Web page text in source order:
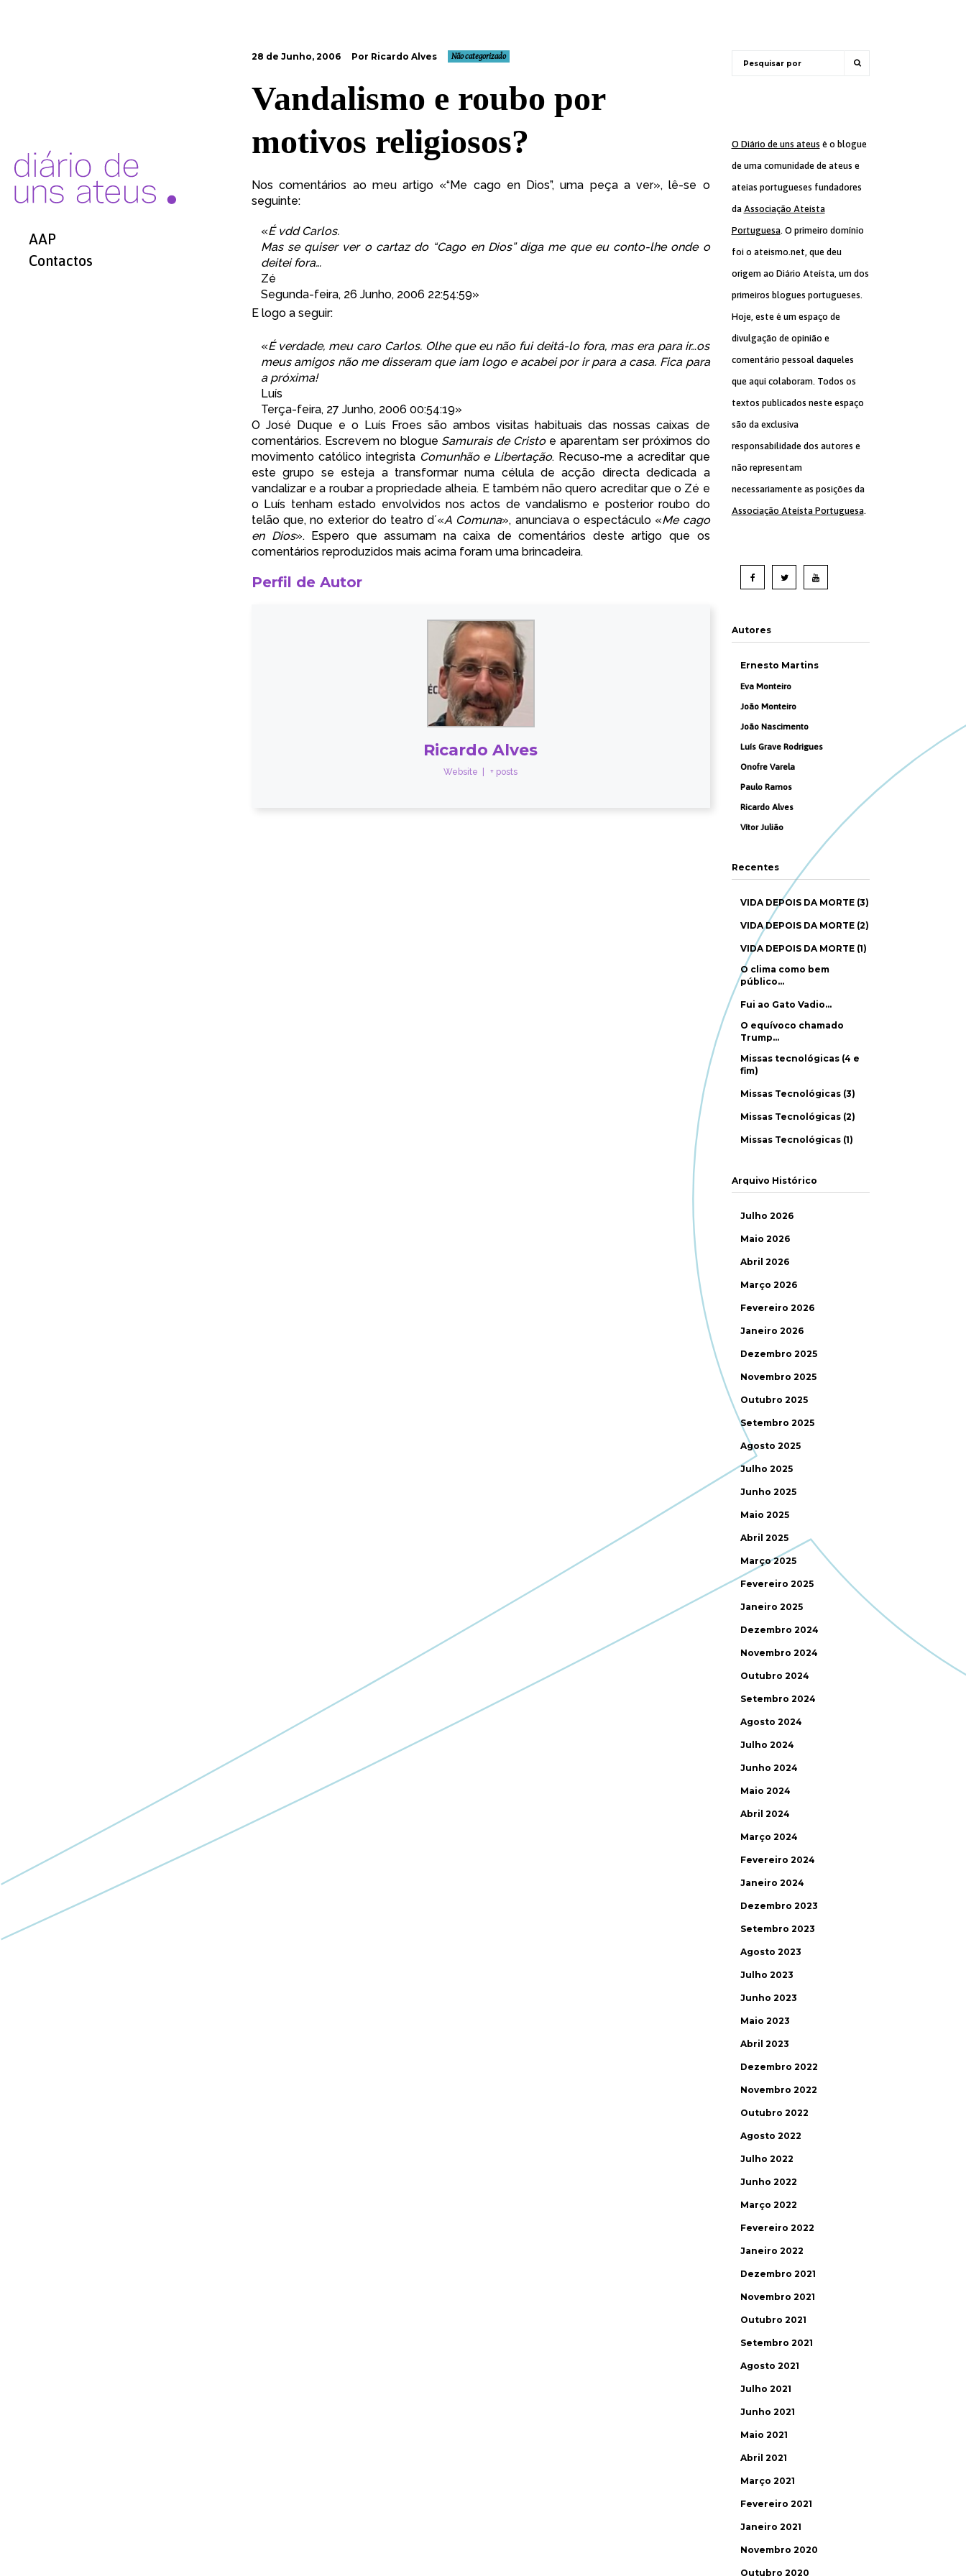
AAP
Contactos
28 de Junho, 2006 Por Ricardo Alves Não categorizado
Vandalismo e roubo por
motivos religiosos?
Nos comentários ao meu artigo «“Me cago en Dios”, uma peça a ver», lê-se o
seguinte:
«É vdd Carlos.
Mas se quiser ver o cartaz do “Cago en Dios” diga me que eu conto-lhe onde o
deitei fora…
Zé
Segunda-feira, 26 Junho, 2006 22:54:59»
E logo a seguir:
«É verdade, meu caro Carlos. Olhe que eu não fui deitá-lo fora, mas era para ir…os
meus amigos não me disseram que iam logo e acabei por ir para a casa. Fica para
a próxima!
Luís
Terça-feira, 27 Junho, 2006 00:54:19»
O José Duque e o Luís Froes são ambos visitas habituais das nossas caixas de
comentários. Escrevem no blogue Samurais de Cristoe aparentam ser próximos do
movimento católico integrista Comunhão e Libertação. Recuso-me a acreditar que
este grupo se esteja a transformar numa célula de acção directa dedicada a
vandalizar e a roubar a propriedade alheia. E também não quero acreditar que o Zé e
o Luís tenham estado envolvidos nos actos de vandalismo e posterior roubo do
telão que, no exterior do teatro d´«A Comuna», anunciava o espectáculo «Me cago
en Dios». Espero que assumam na caixa de comentários deste artigo que os
comentários reproduzidos mais acima foram uma brincadeira.
Perfil de Autor
Ricardo Alves
Website + posts
O Diário de uns ateus é o blogue
de uma comunidade de ateus e
ateias portugueses fundadores
da Associação Ateísta
Portuguesa. O primeiro domínio
foi o ateismo.net, que deu
origem ao Diário Ateísta, um dos
primeiros blogues portugueses.
Hoje, este é um espaço de
divulgação de opinião e
comentário pessoal daqueles
que aqui colaboram. Todos os
textos publicados neste espaço
são da exclusiva
responsabilidade dos autores e
não representam
necessariamente as posições da
Associação Ateísta Portuguesa.
Autores
Ernesto Martins
Eva Monteiro
João Monteiro
João Nascimento
Luís Grave Rodrigues
Onofre Varela
Paulo Ramos
Ricardo Alves
Vítor Julião
Recentes
VIDA DEPOIS DA MORTE (3)
VIDA DEPOIS DA MORTE (2)
VIDA DEPOIS DA MORTE (1)
O clima como bem
público…
Fui ao Gato Vadio…
O equívoco chamado
Trump…
Missas tecnológicas (4 e
fim)
Missas Tecnológicas (3)
Missas Tecnológicas (2)
Missas Tecnológicas (1)
Arquivo Histórico
Julho 2026
Maio 2026
Abril 2026
Março 2026
Fevereiro 2026
Janeiro 2026
Dezembro 2025
Novembro 2025
Outubro 2025
Setembro 2025
Agosto 2025
Julho 2025
Junho 2025
Maio 2025
Abril 2025
Março 2025
Fevereiro 2025
Janeiro 2025
Dezembro 2024
Novembro 2024
Outubro 2024
Setembro 2024
Agosto 2024
Julho 2024
Junho 2024
Maio 2024
Abril 2024
Março 2024
Fevereiro 2024
Janeiro 2024
Dezembro 2023
Setembro 2023
Agosto 2023
Julho 2023
Junho 2023
Maio 2023
Abril 2023
Dezembro 2022
Novembro 2022
Outubro 2022
Agosto 2022
Julho 2022
Junho 2022
Março 2022
Fevereiro 2022
Janeiro 2022
Dezembro 2021
Novembro 2021
Outubro 2021
Setembro 2021
Agosto 2021
Julho 2021
Junho 2021
Maio 2021
Abril 2021
Março 2021
Fevereiro 2021
Janeiro 2021
Novembro 2020
Outubro 2020